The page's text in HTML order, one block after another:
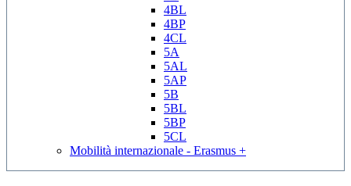
4BL
4BP
4CL
5A
5AL
5AP
5B
5BL
5BP
5CL
Mobilità internazionale - Erasmus +